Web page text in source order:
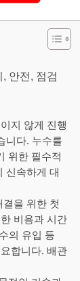
안전, 점검
지 않게 진행
니다. 누수를
위한 필수적
신속하게 대
을 위한 첫
비용과 시간
의 유입 등
합니다. 배관